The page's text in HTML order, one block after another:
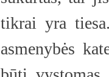
tikrai yra
asmenybės